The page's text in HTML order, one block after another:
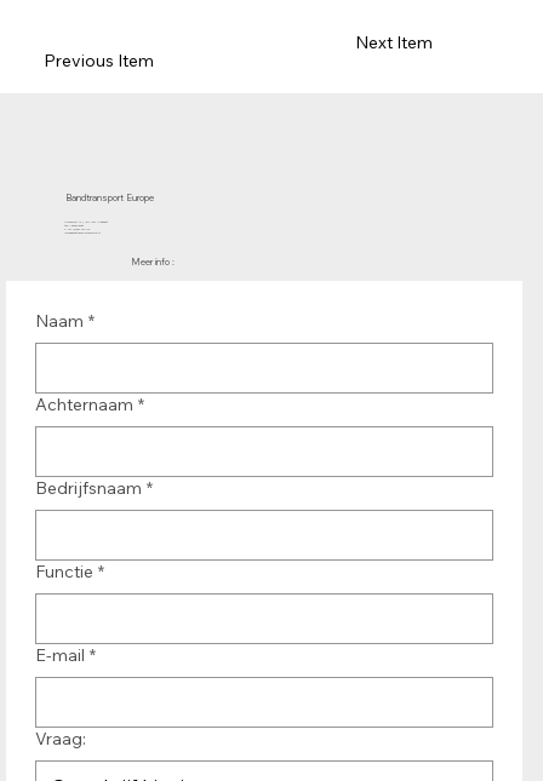
Previous Item
Next Item
Bandtransport Europe
Molenwerf 12 | 1911 DB Uitgeest
the Netherlands
T.:+31 (0)251 319 119
info@bandtransporteurope.nl
Meer info :
Naam *
Achternaam *
Bedrijfsnaam *
Functie *
E-mail *
Vraag: